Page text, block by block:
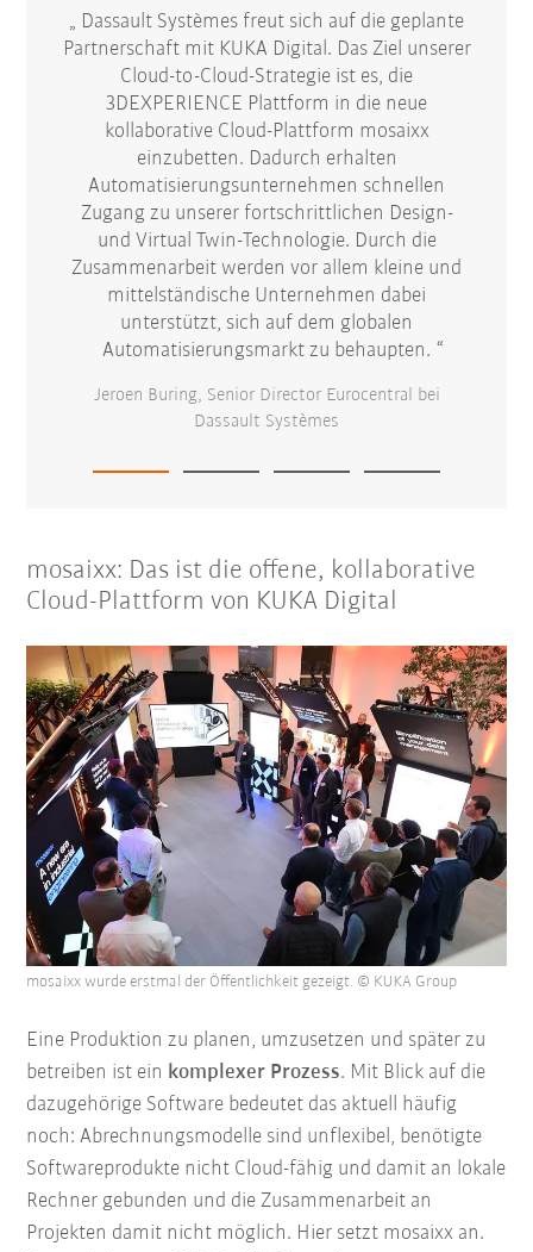
Dassault Systèmes freut sich auf die geplante
Partnerschaft mit KUKA Digital. Das Ziel unserer
Cloud-to-Cloud-Strategie ist es, die
3DEXPERIENCE Plattform in die neue
kollaborative Cloud-Plattform mosaixx
einzubetten. Dadurch erhalten
Automatisierungsunternehmen schnellen
Zugang zu unserer fortschrittlichen Design-
und Virtual Twin-Technologie. Durch die
Zusammenarbeit werden vor allem kleine und
mittelständische Unternehmen dabei
unterstützt, sich auf dem globalen
Automatisierungsmarkt zu behaupten.
Jeroen Buring, Senior Director Eurocentral bei
Dassault Systèmes
mosaixx: Das ist die offene, kollaborative
Cloud-Plattform von KUKA Digital
Eine Produktion zu planen, umzusetzen und später zu
betreiben ist ein komplexer Prozess. Mit Blick auf die
dazugehörige Software bedeutet das aktuell häufig
noch: Abrechnungsmodelle sind unflexibel, benötigte
Softwareprodukte nicht Cloud-fähig und damit an lokale
Rechner gebunden und die Zusammenarbeit an
Projekten damit nicht möglich. Hier setzt mosaixx an.
mosaixx wurde erstmal der Öffentlichkeit gezeigt. © KUKA Group